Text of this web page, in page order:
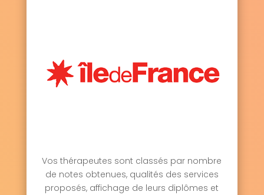
Vos thérapeutes sont classés par nombre
de notes obtenues, qualités des services
proposés, affichage de leurs diplômes et